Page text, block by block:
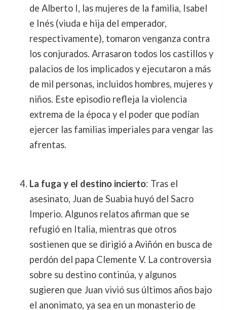
de Alberto I, las mujeres de la familia, Isabel
e Inés (viuda e hija del emperador,
respectivamente), tomaron venganza contra
los conjurados. Arrasaron todos los castillos y
palacios de los implicados y ejecutaron a más
de mil personas, incluidos hombres, mujeres y
niños. Este episodio refleja la violencia
extrema de la época y el poder que podían
ejercer las familias imperiales para vengar las
afrentas.
La fuga y el destino incierto: Tras el
asesinato, Juan de Suabia huyó del Sacro
Imperio. Algunos relatos afirman que se
refugió en Italia, mientras que otros
sostienen que se dirigió a Aviñón en busca de
perdón del papa Clemente V. La controversia
sobre su destino continúa, y algunos
sugieren que Juan vivió sus últimos años bajo
el anonimato, ya sea en un monasterio de